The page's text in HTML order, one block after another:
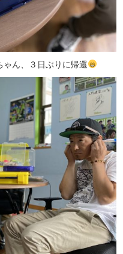
ん、３日ぶりに帰還